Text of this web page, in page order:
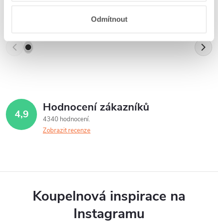
Odmítnout
Další inspirace
4,9 Hodnocení zákazníků
4340 hodnocení
Zobrazit recenze
Koupelnová inspirace na
Instagramu